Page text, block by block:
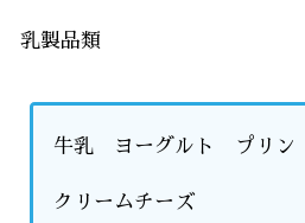
乳製品類
牛乳 ヨーグルト プリン
クリームチーズ